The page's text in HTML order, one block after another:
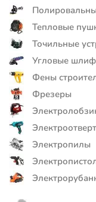
Тепловые
Точильные
Угловые
Фены
Фрезеры
Электропилы